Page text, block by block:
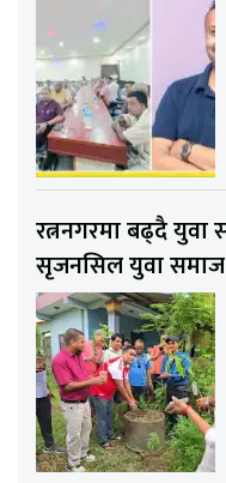
रत्ननगरमा बढ्दै
सृजनसिल युवा समाज